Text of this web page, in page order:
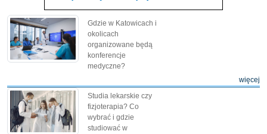
Gdzie w Katowicach i
okolicach
organizowane będą
konferencje
medyczne?
więcej
Studia lekarskie czy
fizjoterapia? Co
wybrać i gdzie
studiować w